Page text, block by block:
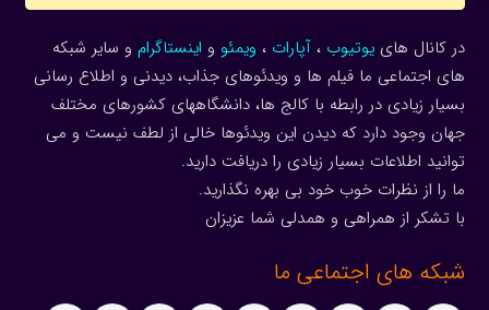
در کانال هاییوتیوب ، آپارات ، ویمئو و اینستاگرام و سایر شبکه
های اجتماعی ما فیلم ها و ویدئوهای جذاب، دیدنی و اطلاع رسانی
بسیار زیادی در رابطه با کالج ها، دانشگاههای کشورهای مختلف
جهان وجود دارد که دیدن این ویدئوها خالی از لطف نیست و می
توانید اطلاعات بسیار زیادی را دریافت دارید.
ما را از نظرات خوب خود بی بهره نگذارید.
با تشکر از همراهی و همدلی شما عزیزان
شبکه های اجتماعی ما